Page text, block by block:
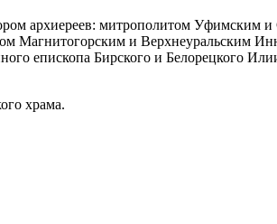
архиереев: митрополитом Уфимским
Магнитогорским и Верхнеуральским
епископа Бирского и Белорецкого
храма.